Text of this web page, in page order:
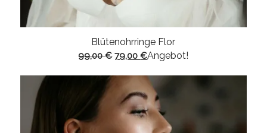
Blütenohrringe Flor
99,00€Ursprünglicher
99,00 €
79,00€Aktueller
ist:
79,00 €.
Angebot!